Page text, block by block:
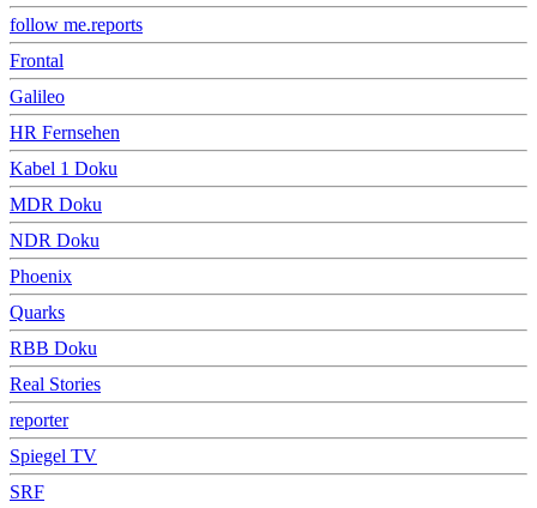
follow me.reports
Frontal
Galileo
HR Fernsehen
Kabel 1 Doku
MDR Doku
NDR Doku
Phoenix
Quarks
RBB Doku
Real Stories
reporter
Spiegel TV
SRF